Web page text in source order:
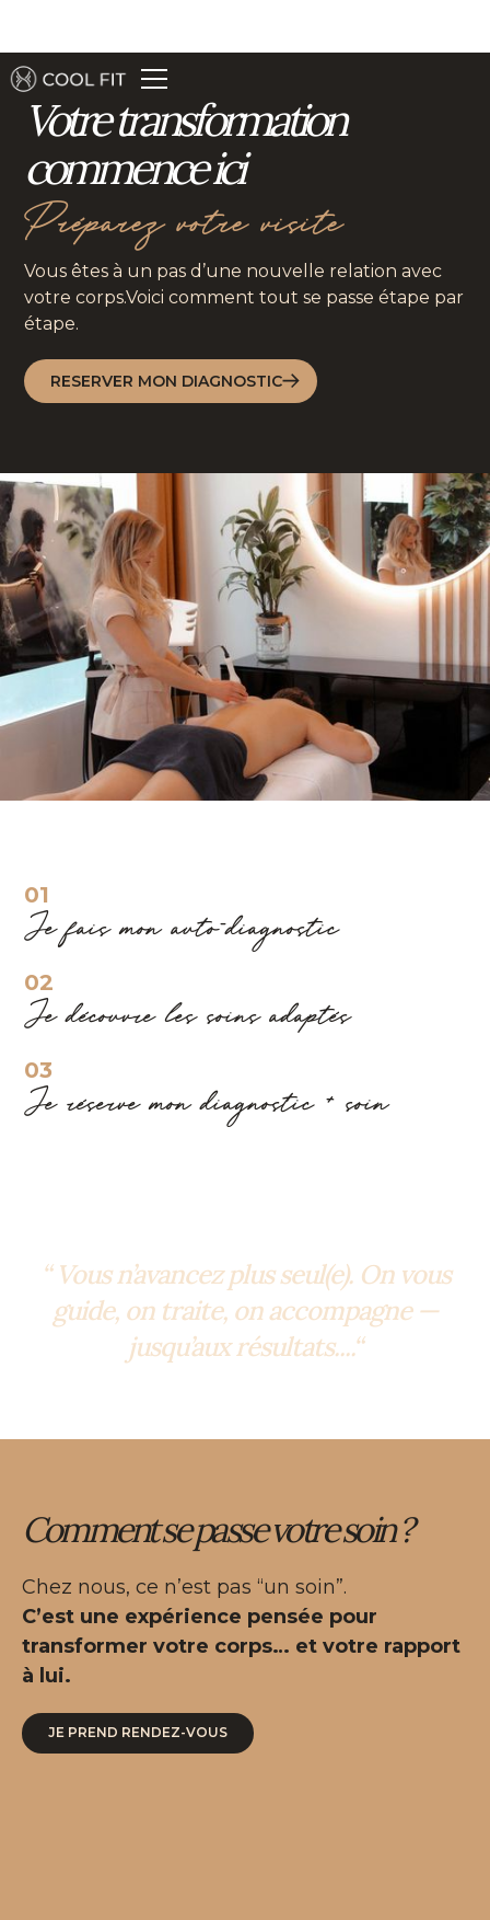
Votre transformation
commence ici
Préparez votre visite
Vous êtes à un pas d’une nouvelle relation avec
votre corps.Voici comment tout se passe étape par
étape.
RESERVER MON DIAGNOSTIC
01
Je fais mon auto-diagnostic
02
Je découvre les soins adaptés
03
Je réserve mon diagnostic + soin
“ Vous n’avancez plus seul(e). On vous
guide, on traite, on accompagne —
jusqu’aux résultats....“
Comment se passe votre soin ?
Chez nous, ce n’est pas “un soin”.
C’est une expérience pensée pour
transformer votre corps… et votre rapport
à lui.
JE PREND RENDEZ-VOUS